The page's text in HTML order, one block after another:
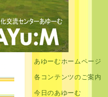
あゆーむホームページ
各コンテンツのご案内
今日のあゆーむ